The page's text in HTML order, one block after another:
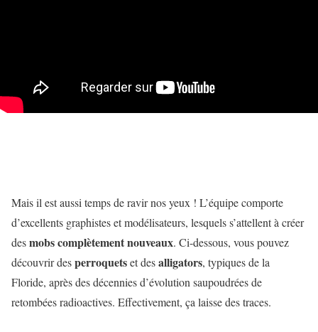
Mais il est aussi temps de ravir nos yeux ! L’équipe comporte
d’excellents graphistes et modélisateurs, lesquels s’attellent à créer
desmobs complètement nouveaux. Ci-dessous, vous pouvez
découvrir desperroquetset desalligators, typiques de la
Floride, après des décennies d’évolution saupoudrées de
retombées radioactives. Effectivement, ça laisse des traces.